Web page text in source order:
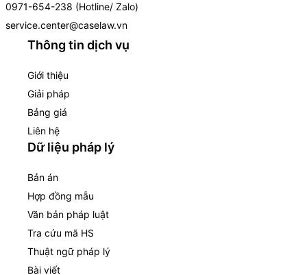
0971-654-238 (Hotline/ Zalo)
service.center@caselaw.vn
Thông tin dịch vụ
Giới thiệu
Giải pháp
Bảng giá
Liên hệ
Dữ liệu pháp lý
Bản án
Hợp đồng mẫu
Văn bản pháp luật
Tra cứu mã HS
Thuật ngữ pháp lý
Bài viết